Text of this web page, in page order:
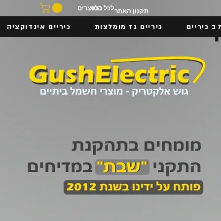
בלוג
לכל המוצרים
כיריים כיריים גז מומלצות כיריים אינדוקציה
תקנון האתר